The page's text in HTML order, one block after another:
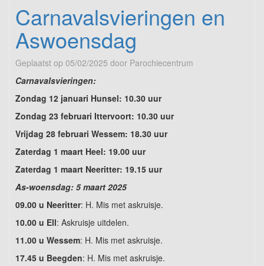
Carnavalsvieringen en
Aswoensdag
Geplaatst op 05/02/2025 door Parochiecentrum
Carnavalsvieringen:
Zondag 12 januari Hunsel: 10.30 uur
Zondag 23 februari Ittervoort: 10.30 uur
Vrijdag 28 februari Wessem: 18.30 uur
Zaterdag 1 maart Heel: 19.00 uur
Zaterdag 1 maart Neeritter: 19.15 uur
As-woensdag: 5 maart 2025
09.00 u Neeritter: H. Mis met askruisje.
10.00 u Ell: Askruisje uitdelen.
11.00 u Wessem: H. Mis met askruisje.
17.45 u Beegden: H. Mis met askruisje.